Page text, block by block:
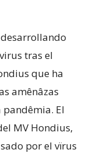
tras el
que ha
amênâzas
El
MV Hondius,
por el vïrus